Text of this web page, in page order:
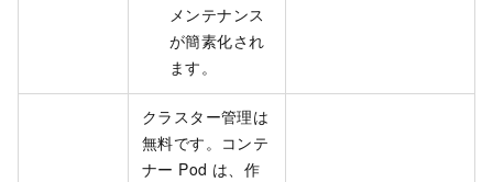
メンテナンス
が簡素化され
ます。
クラスター管理は
無料です。コンテ
ナー Pod は、作